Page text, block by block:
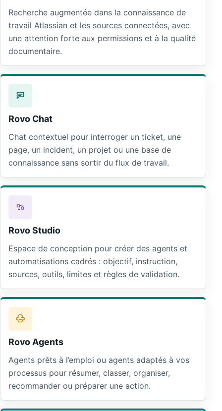
Recherche augmentée dans la connaissance de
travail Atlassian et les sources connectées, avec
une attention forte aux permissions et à la qualité
documentaire.
Rovo Chat
Chat contextuel pour interroger un ticket, une
page, un incident, un projet ou une base de
connaissance sans sortir du flux de travail.
Rovo Studio
Espace de conception pour créer des agents et
automatisations cadrés : objectif, instruction,
sources, outils, limites et règles de validation.
Rovo Agents
Agents prêts à l’emploi ou agents adaptés à vos
processus pour résumer, classer, organiser,
recommander ou préparer une action.